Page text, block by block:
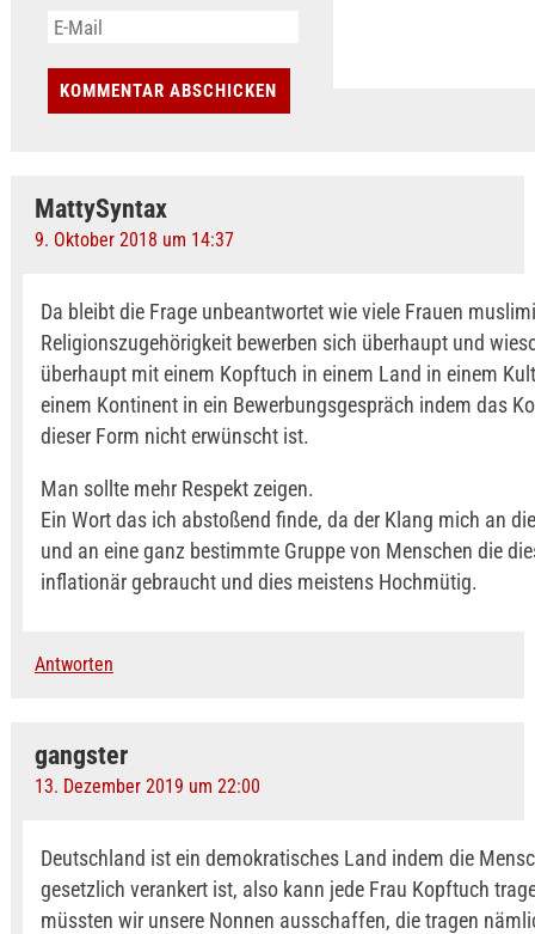
MattySyntax
9. Oktober 2018 um 14:37
Da bleibt die Frage unbeantwortet wie viele Frauen
Religionszugehörigkeit bewerben sich überhaupt und
überhaupt mit einem Kopftuch in einem Land in einem
einem Kontinent in ein Bewerbungsgespräch indem das
dieser Form nicht erwünscht ist.
Man sollte mehr Respekt zeigen.
Ein Wort das ich abstoßend finde, da der Klang mich an
und an eine ganz bestimmte Gruppe von Menschen die
inflationär gebraucht und dies meistens Hochmütig.
Antworten
gangster
13. Dezember 2019 um 22:00
Deutschland ist ein demokratisches Land indem die
gesetzlich verankert ist, also kann jede Frau Kopftuch
müssten wir unsere Nonnen ausschaffen, die tragen